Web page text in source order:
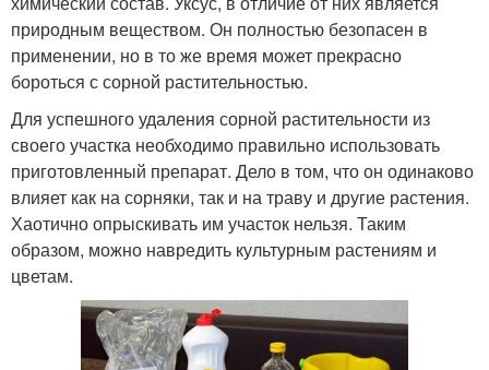
Средство от сорняков Кислота от сорняков
Средства от сорняков Сода против сорняков
Уксус в качестве Сорняки с помощью
природным веществом. Он полностью безопасен в
применении, но в то же время может прекрасно
бороться с сорной растительностью.
Для успешного удаления сорной растительности из
своего участка необходимо правильно использовать
приготовленный препарат. Дело в том, что он одинаково
влияет как на сорняки, так и на траву и другие растения.
Хаотично опрыскивать им участок нельзя. Таким
образом, можно навредить культурным растениям и
цветам.